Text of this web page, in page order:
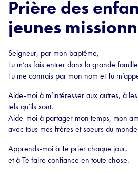
Prière des
jeunes
Seigneur, par mon baptême,
Tu m’as fais entrer dans la grande
Tu me connais par mon nom et Tu
Aide-moi à m’intéresser aux autres, à
tels qu’ils sont.
Aide-moi à partager mon temps, mon
avec tous mes frères et soeurs du
Apprends-moi à Te prier chaque jour,
et à Te faire confiance en toute chose.